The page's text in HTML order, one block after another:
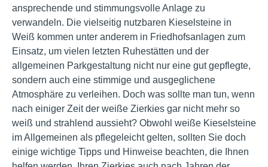
ansprechende und stimmungsvolle Anlage zu
verwandeln. Die vielseitig nutzbaren Kieselsteine in
Weiß kommen unter anderem in Friedhofsanlagen zum
Einsatz, um vielen letzten Ruhestätten und der
allgemeinen Parkgestaltung nicht nur eine gut gepflegte,
sondern auch eine stimmige und ausgeglichene
Atmosphäre zu verleihen. Doch was sollte man tun, wenn
nach einiger Zeit der weiße Zierkies gar nicht mehr so
weiß und strahlend aussieht? Obwohl weiße Kieselsteine
im Allgemeinen als pflegeleicht gelten, sollten Sie doch
einige wichtige Tipps und Hinweise beachten, die Ihnen